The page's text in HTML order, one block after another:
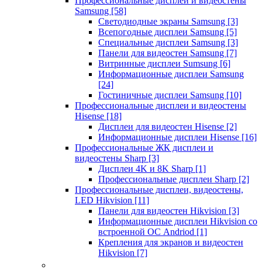
Samsung [58]
Светодиодные экраны Samsung [3]
Всепогодные дисплеи Samsung [5]
Специальные дисплеи Samsung [3]
Панели для видеостен Samsung [7]
Витринные дисплеи Sumsung [6]
Информационные дисплеи Samsung
[24]
Гостиничные дисплеи Samsung [10]
Профессиональные дисплеи и видеостены
Hisense [18]
Дисплеи для видеостен Hisense [2]
Информационные дисплеи Hisense [16]
Профессиональные ЖК дисплеи и
видеостены Sharp [3]
Дисплеи 4K и 8K Sharp [1]
Профессиональные дисплеи Sharp [2]
Профессиональные дисплеи, видеостены,
LED Hikvision [11]
Панели для видеостен Hikvision [3]
Информационные дисплеи Hikvision со
встроенной ОС Andriod [1]
Крепления для экранов и видеостен
Hikvision [7]